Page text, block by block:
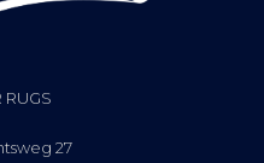
RUGS
27